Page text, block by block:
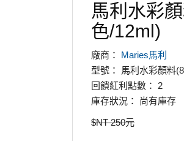
馬利水彩
色/12ml)
廠商： Maries馬利
型號： 馬利水彩顏料
回饋紅利點數： 2
庫存狀況： 尚有庫存
$NT 250元